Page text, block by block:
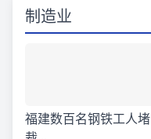
制造业
福建数百名钢铁工人